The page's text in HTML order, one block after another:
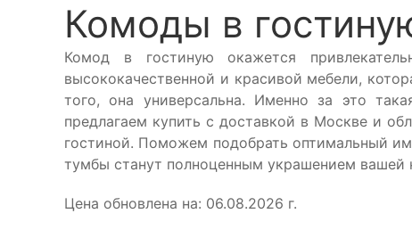
Комоды в
Комод в гостиную окажется
высококачественной и красивой мебели,
того, она универсальна. Именно за это
предлагаем купить с доставкой в Москве и
гостиной. Поможем подобрать оптимальный
тумбы станут полноценным украшением вашей
Цена обновлена на: 06.08.2026 г.